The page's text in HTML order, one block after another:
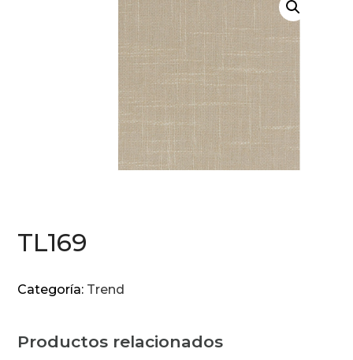
TL169
Categoría: Trend
Productos relacionados